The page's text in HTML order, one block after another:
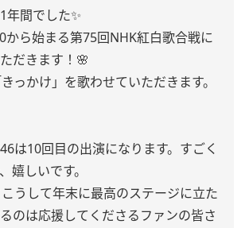
年間でした✨
から始まる第75回NHK紅白歌合戦に
だきます！🌸
っかけ」を歌わせていただきます。
は10回目の出演になります。 すごく
嬉しいです。
うして年末に最高のステージに立た
のは応援してくださるファンの皆さ